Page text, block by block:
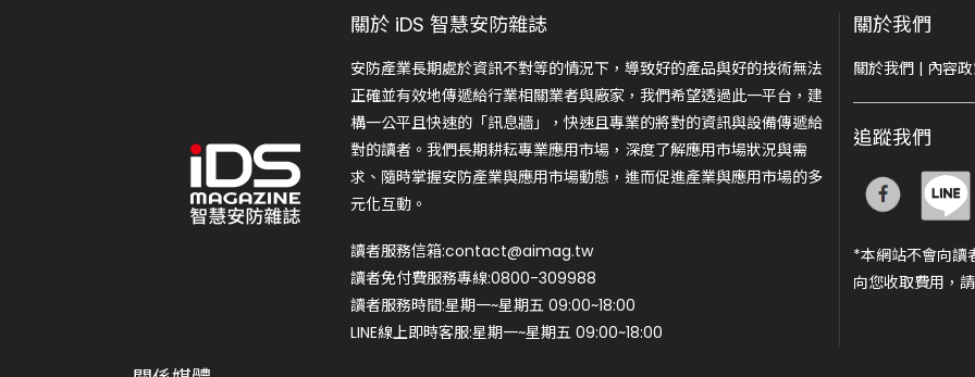
關於 iDS 智慧安防雜誌
安防產業長期處於資訊不對等的情況下，導致好的產品與好的技術無法
正確並有效地傳遞給行業相關業者與廠家，我們希望透過此一平台，建
構一公平且快速的「訊息牆」，快速且專業的將對的資訊與設備傳遞給
對的讀者。我們長期耕耘專業應用市場，深度了解應用市場狀況與需
求、隨時掌握安防產業與應用市場動態，進而促進產業與應用市場的多
元化互動。
讀者服務信箱:contact@aimag.tw
讀者免付費服務專線:0800-309988
讀者服務時間:星期一~星期五 09:00~18:00
LINE線上即時客服:星期一~星期五 09:00~18:00
關於我們
關於我們 | 內容
追蹤我們
*本網站不會向讀
向您收取費用，